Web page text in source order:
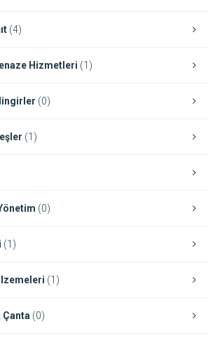
(4)
Hizmetleri (1)
(0)
(1)
(0)
(1)
(1)
Çanta (0)